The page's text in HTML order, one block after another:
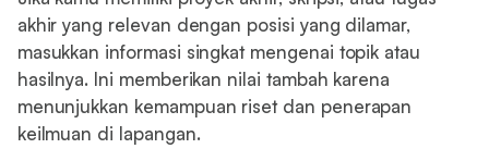
akhir yang relevan dengan posisi yang dilamar,
masukkan informasi singkat mengenai topik atau
hasilnya. Ini memberikan nilai tambah karena
menunjukkan kemampuan riset dan penerapan
keilmuan di lapangan.